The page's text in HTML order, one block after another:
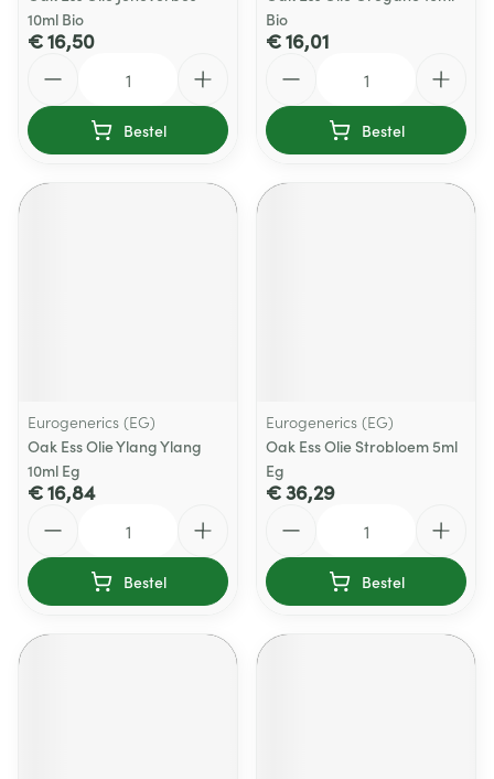
10ml Bio
€ 16,50
Bestel
Bio
€ 16,01
Bestel
Eurogenerics (EG)
Oak Ess Olie Ylang Ylang
10ml Eg
€ 16,84
Bestel
Eurogenerics (EG)
Oak Ess Olie Strobloem 5ml
Eg
€ 36,29
Bestel